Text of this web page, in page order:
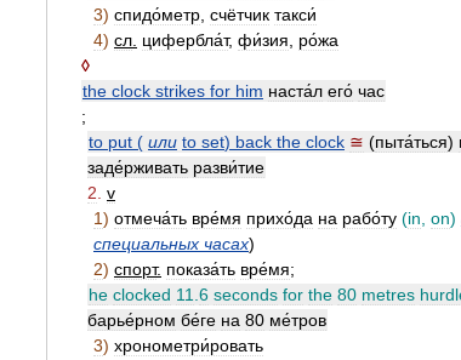
3) спидо́метр счётчик такси́
4) сл цифербла́т, фи́зия
ро́жа
◊
the clock strikes for him наста́л его́ час
;
to put ( или to set) back the clock ≅ (пыта́ться)
заде́рживать разви́тие
2 v
1) отмеча́ть вре́мя прихо́да на рабо́ту (in on)
специальных часах)
2) спорт. показа́ть вре́мя;
he clocked 11 6 seconds for the 80 metres
барье́рном бе́ге на 80 ме́тров
3) хронометри́ровать